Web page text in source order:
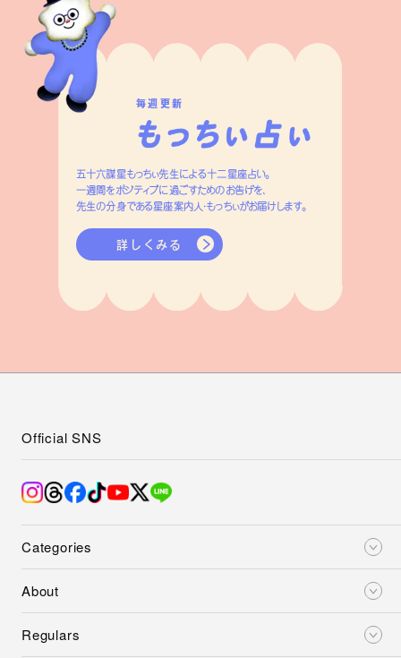
毎週更新
五十六謀星もっちぃ先生による十二星座占い。
一週間をポジティブに過ごすためのお告げを、
先生の分身である星座案内人・もっちぃがお届けします。
詳しくみる
Categories
About
Regulars
Official SNS